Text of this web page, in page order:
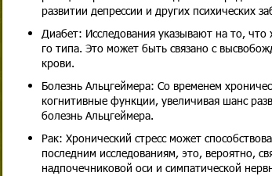
развитии депрессии и других психических
Диабет: Исследования указывают на то, что
го типа. Это может быть связано с
крови.
Болезнь Альцгеймера: Со временем
когнитивные функции, увеличивая шанс
болезнь Альцгеймера.
Рак: Хронический стресс может
последним исследованиям, это, вероятно,
надпочечниковой оси и симпатической